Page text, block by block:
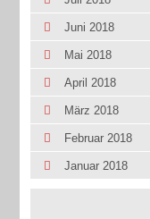
Juni 2018
Mai 2018
April 2018
März 2018
Februar 2018
Januar 2018